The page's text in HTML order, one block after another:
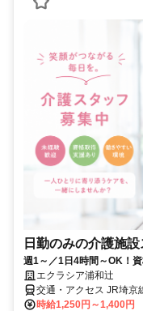
日勤のみの介護施
週1～／1日4時間～OK！
エクラシア浦和辻
交通・アクセス JR埼京
時給1,250円～1,400円